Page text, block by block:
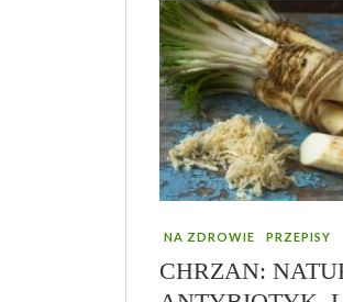
NA ZDROWIE PRZEPISY
CHRZAN: